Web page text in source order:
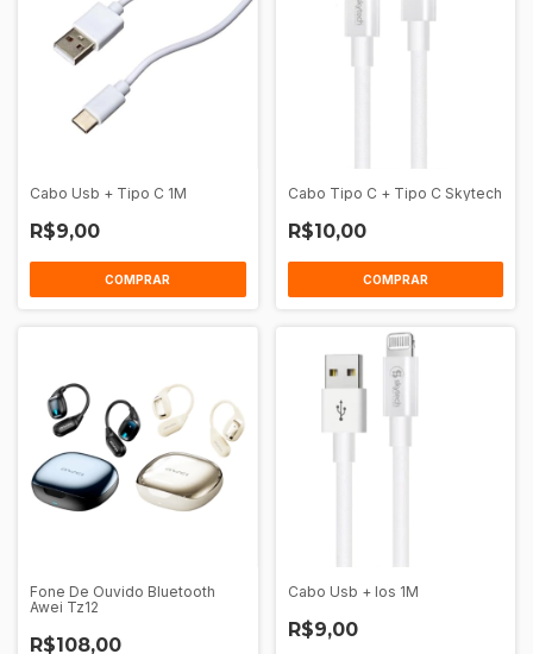
Cabo Usb + Tipo C 1M
R$9,00
COMPRAR
Cabo Tipo C + Tipo C Skytech
R$10,00
COMPRAR
Fone De Ouvido Bluetooth
Awei Tz12
R$108,00
Cabo Usb + Ios 1M
R$9,00